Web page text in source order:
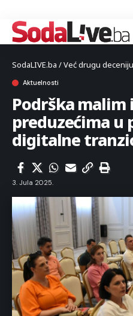
SodaLIVE.ba / Već drugu
Aktuelnosti
Podrška malim
preduzećima u
digitalne
3. Jula 2025.